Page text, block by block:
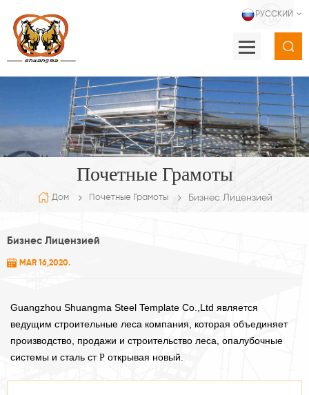
РУССКИЙ
Почетные Грамоты
Дом Почетные Грамоты Бизнес Лицензией
Бизнес Лицензией
MAR 16,2020.
Guangzhou Shuangma Steel Template Co.,Ltd является
ведущим строительные леса компания, которая объединяет
производство, продажи и строительство леса, опалубочные
системы и сталь стР открывая новый.